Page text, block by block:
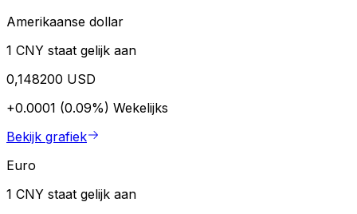
Amerikaanse dollar
1 CNY staat gelijk aan
0,148200 USD
+0.0001 (0.09%) Wekelijks
Bekijk grafiek
Euro
1 CNY staat gelijk aan